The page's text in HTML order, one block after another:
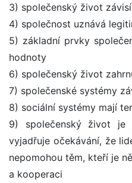
3) společenský život
4) společnost uznává
5) základní prvky
hodnoty
6) společenský život
7) společenské systémy
8) sociální systémy mají
9) společenský život je
vyjadřuje očekávání, že
nepomohou těm, kteří je
a kooperaci